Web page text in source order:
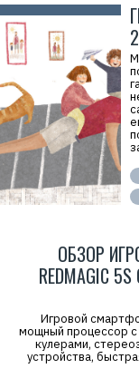
ОБЗОР
REDMAGIC
Игровой
мощный процессор
кулерами,
устройства,